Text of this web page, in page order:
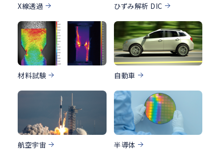
X線透過 ひずみ解析 DIC
材料試験 自動車
航空宇宙 半導体